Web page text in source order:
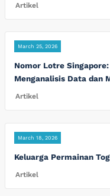
Artikel
March 25, 2026
Nomor Lotre
Menganalisis Data dan
Artikel
March 18, 2026
Keluarga Permainan
Artikel